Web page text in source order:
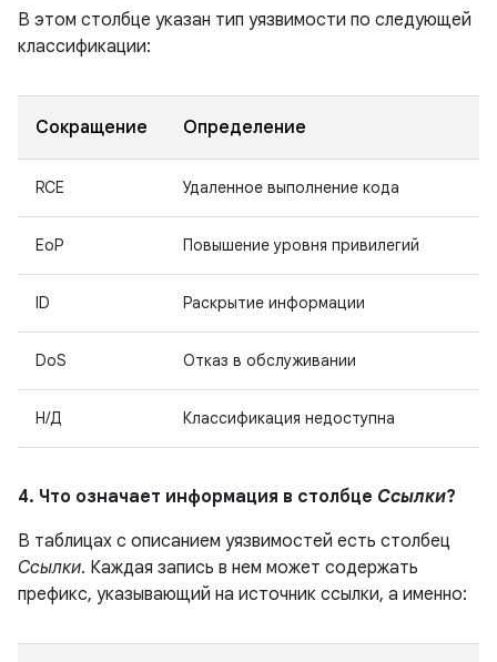
В этом столбце указан тип уязвимости по следующей
классификации:
Сокращение Определение
RCE Удаленное выполнение кода
EoP Повышение уровня привилегий
ID Раскрытие информации
DoS Отказ в обслуживании
Н/Д Классификация недоступна
4. Что означает информация в столбце Ссылки?
В таблицах с описанием уязвимостей есть столбец
Ссылки. Каждая запись в нем может содержать
префикс, указывающий на источник ссылки, а именно: